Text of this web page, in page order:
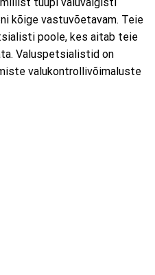
kõige vastuvõetavam. Teie
poole, kes aitab teie
Valuspetsialistid on
valukontrollivõimaluste